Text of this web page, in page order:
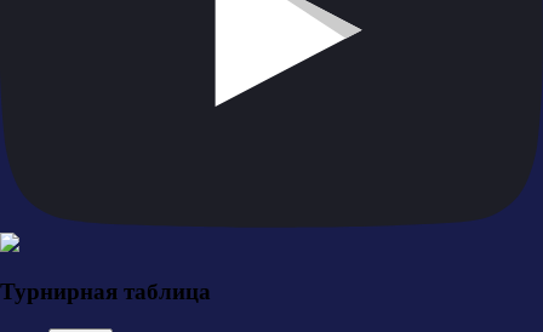
Турнирная таблица